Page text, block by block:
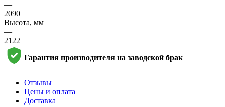
—
2090
Высота, мм
—
2122
Гарантия производителя на заводской брак
Отзывы
Цены и оплата
Доставка